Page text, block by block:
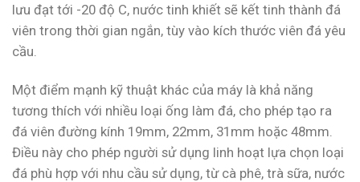
lưu đạt tới -20 độ C, nước tinh khiết sẽ kết tinh thành đá
viên trong thời gian ngắn, tùy vào kích thước viên đá yêu
cầu.
Một điểm mạnh kỹ thuật khác của máy là khả năng
tương thích với nhiều loại ống làm đá, cho phép tạo ra
đá viên đường kính 19mm, 22mm, 31mm hoặc 48mm.
Điều này cho phép người sử dụng linh hoạt lựa chọn loại
đá phù hợp với nhu cầu sử dụng, từ cà phê, trà sữa, nước